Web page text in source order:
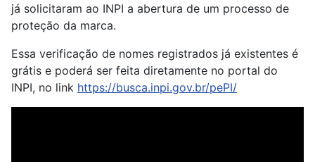
já solicitaram ao INPI a abertura de um processo de
proteção da marca.
Essa verificação de nomes registrados já existentes é
grátis e poderá ser feita diretamente no portal do
INPI, no link https://busca.inpi.gov.br/pePI/